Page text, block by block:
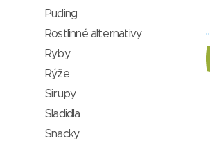
Puding
Rostlinné alternativy
Ryby
Rýže
Sirupy
Sladidla
Snacky